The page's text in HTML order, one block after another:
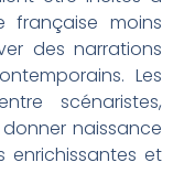
française moins
des narrations
Les
scénaristes,
naissance
et